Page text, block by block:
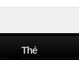
Thẻ